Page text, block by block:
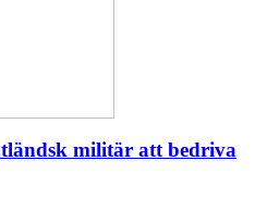
militär att bedriva